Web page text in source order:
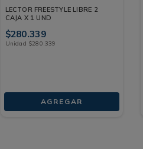
LECTOR FREESTYLE LIBRE 2
CAJA X 1 UND
$280.339
Unidad $280 339
AGREGAR